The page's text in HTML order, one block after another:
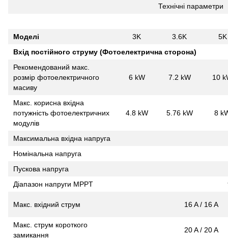
Технічні параметри
Моделі 3K 3.6K
5K
Вхід постійного струму (Фотоелектрична сторона)
Рекомендований макс.
розмір фотоелектричного
масиву
6 kW 7.2 kW 10
Макс. корисна вхідна
потужність фотоелектричних
модулів
4.8 kW 5.76 kW 8
Максимальна вхідна напруга
Номінальна напруга
Пускова напруга
Діапазон напруги MPPT
Макс. вхідний струм 16 A / 16 A
Макс. струм короткого
замикання
20 A / 20 A